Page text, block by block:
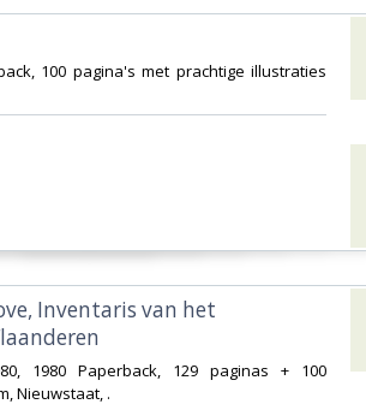
100 pagina's met prachtige illustraties
Inventaris van het
1980 Paperback, 129 paginas + 100
Nieuwstaat, .‎